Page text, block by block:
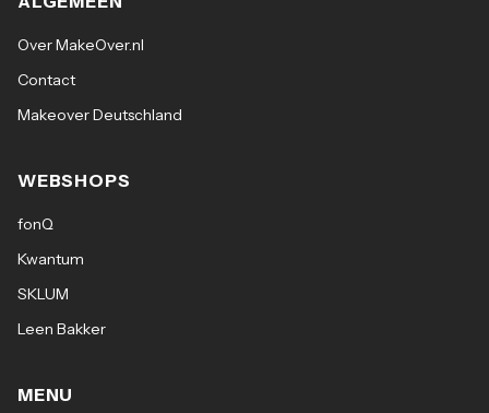
Over MakeOver.nl
Contact
Makeover Deutschland
WEBSHOPS
fonQ
Kwantum
SKLUM
Leen Bakker
MENU